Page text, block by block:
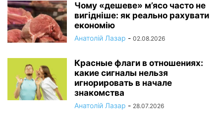
Чому «дешеве» м’ясо часто не
вигідніше: як реально рахувати
економію
Анатолій Лазар - 02.08.2026
Красные флаги в отношениях:
какие сигналы нельзя
игнорировать в начале
знакомства
Анатолій Лазар - 28.07.2026